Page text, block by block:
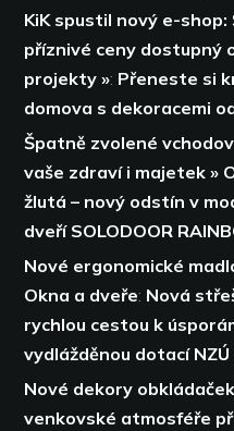
KiK spustil nový e-
příznivé ceny dostupný
projekty »: Přeneste si
domova s dekoracemi
Špatně zvolené
vaše zdraví i majetek »
žlutá – nový odstín v
dveří SOLODOOR
Nové ergonomické
Okna a dveře: Nová
rychlou cestou k
vydlážděnou dotací
Nové dekory
venkovské atmosféře